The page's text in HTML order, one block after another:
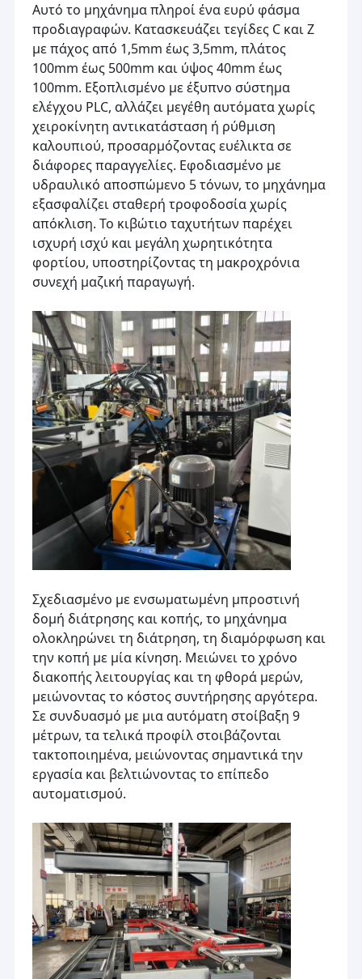
Προϊόντα
Βίντεο
Αυτό το μηχάνημα πληροί ένα ευρύ φάσμα
προδιαγραφών. Κατασκευάζει τεγίδες C και Z
με πάχος από 1,5mm έως 3,5mm, πλάτος
100mm έως 500mm και ύψος 40mm έως
100mm. Εξοπλισμένο με έξυπνο σύστημα
ελέγχου PLC, αλλάζει μεγέθη αυτόματα χωρίς
χειροκίνητη αντικατάσταση ή ρύθμιση
καλουπιού, προσαρμόζοντας ευέλικτα σε
διάφορες παραγγελίες. Εφοδιασμένο με
υδραυλικό αποσπώμενο 5 τόνων, το μηχάνημα
εξασφαλίζει σταθερή τροφοδοσία χωρίς
απόκλιση. Το κιβώτιο ταχυτήτων παρέχει
ισχυρή ισχύ και μεγάλη χωρητικότητα
φορτίου, υποστηρίζοντας τη μακροχρόνια
συνεχή μαζική παραγωγή.
Σχεδιασμένο με ενσωματωμένη μπροστινή
δομή διάτρησης και κοπής, το μηχάνημα
ολοκληρώνει τη διάτρηση, τη διαμόρφωση και
την κοπή με μία κίνηση. Μειώνει το χρόνο
διακοπής λειτουργίας και τη φθορά μερών,
μειώνοντας το κόστος συντήρησης αργότερα.
Σε συνδυασμό με μια αυτόματη στοίβαξη 9
μέτρων, τα τελικά προφίλ στοιβάζονται
τακτοποιημένα, μειώνοντας σημαντικά την
εργασία και βελτιώνοντας το επίπεδο
αυτοματισμού.
_ο κύριος προϊόν εργοστάσιο είμαι ελαφρύς μετρητής
πλαισιώνω μηχανή, προβερνικώνω χάλυβας διαμορφώνω